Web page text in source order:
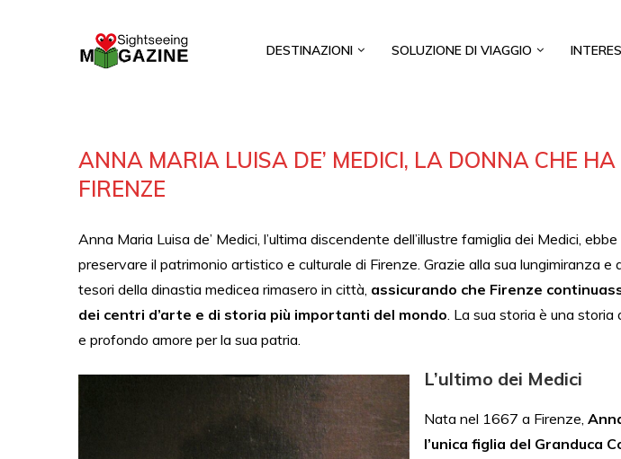
DESTINAZIONI SOLUZIONE DI VIAGGIO
ANNA MARIA LUISA DE’ MEDICI, LA DONNA CHE
FIRENZE
Anna Maria Luisa de’ Medici, l’ultima discendente dell’illustre famiglia dei Medici,
preservare il patrimonio artistico e culturale di Firenze. Grazie alla sua lungimiranza e
tesori della dinastia medicea rimasero in città, assicurando che Firenze
dei centri d’arte e di storia più importanti del mondo. La sua storia è una storia
e profondo amore per la sua patria.
L’ultimo dei Medici
Nata nel 1667 a Firenze,
l’unica figlia del Granduca